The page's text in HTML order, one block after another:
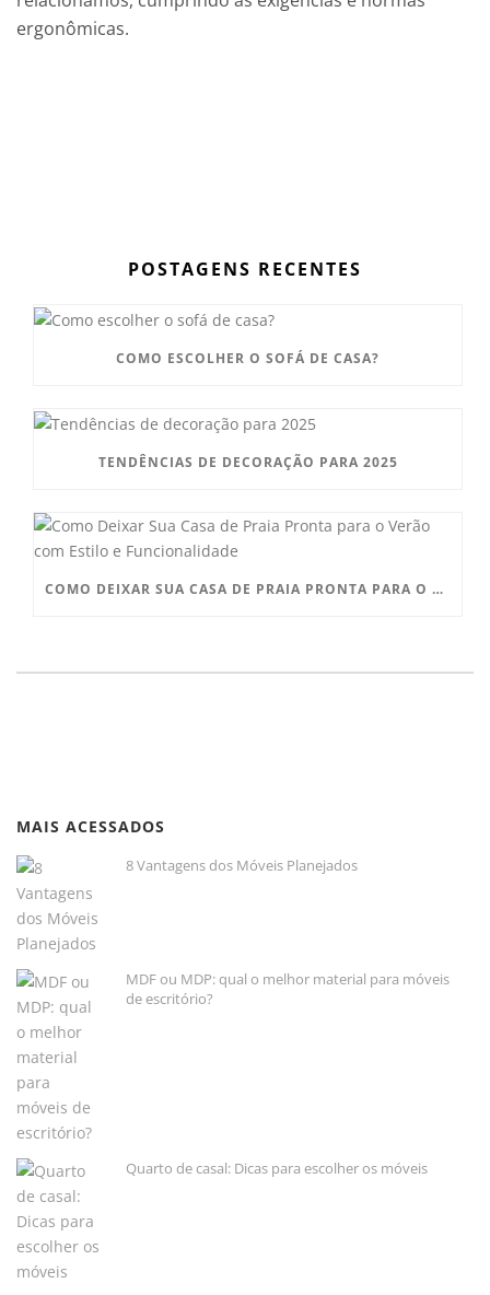
ergonômicas.
POSTAGENS RECENTES
COMO ESCOLHER O SOFÁ DE CASA?
TENDÊNCIAS DE DECORAÇÃO PARA 2025
COMO DEIXAR SUA CASA DE PRAIA PRONTA PARA O VERÃO COM ESTILO E FUNCIONALIDADE
MAIS ACESSADOS
8 Vantagens dos Móveis Planejados
MDF ou MDP: qual o melhor material para móveis
de escritório?
Quarto de casal: Dicas para escolher os móveis